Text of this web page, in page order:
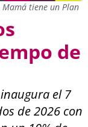
Mamá tiene un Plan
de
el 7
de 2026 con